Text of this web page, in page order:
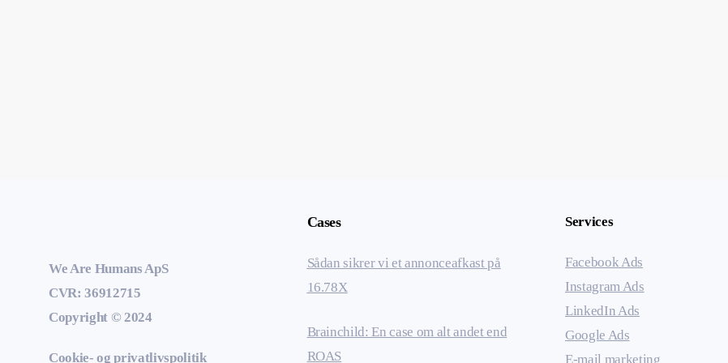
Facebook
Sociale Medier: 10 fejl du bør undgå
We Are Humans ApS
CVR: 36912715
Copyright © 2024
Cookie- og privatlivspolitik
Cases
Sådan sikrer vi et annonceafkast på
16.78X
Brainchild: En case om alt andet end
ROAS
Services
Facebook Ads
Instagram Ads
LinkedIn Ads
Google Ads
E-mail marketing